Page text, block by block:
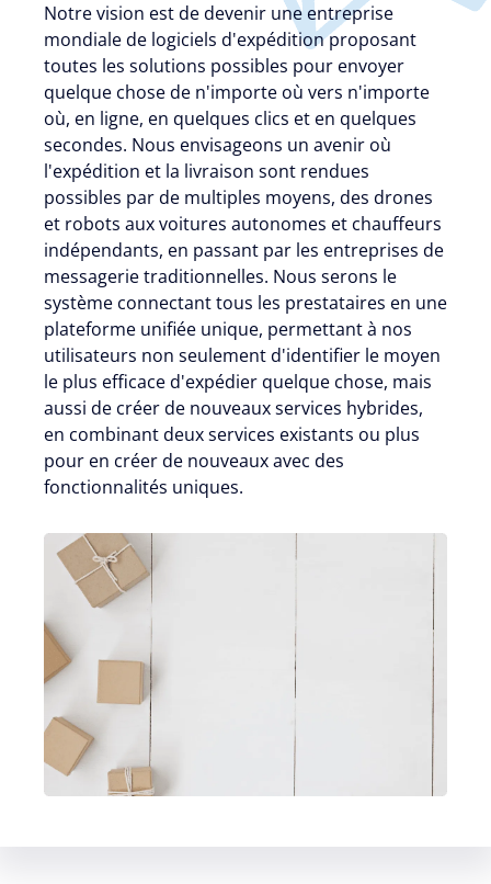
Notre vision est de devenir une entreprise
mondiale de logiciels d'expédition proposant
toutes les solutions possibles pour envoyer
quelque chose de n'importe où vers n'importe
où, en ligne, en quelques clics et en quelques
secondes. Nous envisageons un avenir où
l'expédition et la livraison sont rendues
possibles par de multiples moyens, des drones
et robots aux voitures autonomes et chauffeurs
indépendants, en passant par les entreprises de
messagerie traditionnelles. Nous serons le
système connectant tous les prestataires en une
plateforme unifiée unique, permettant à nos
utilisateurs non seulement d'identifier le moyen
le plus efficace d'expédier quelque chose, mais
aussi de créer de nouveaux services hybrides,
en combinant deux services existants ou plus
pour en créer de nouveaux avec des
fonctionnalités uniques.